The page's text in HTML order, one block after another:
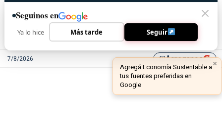
7/8/2026 library_addAgreganos
Seguinos en
Ya lo hice Más tarde Seguir